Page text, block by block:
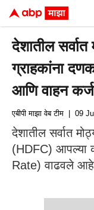
देशातील
ग्राहकांना
आणि वाहन
एबीपी माझा वेब टीम | 09
देशातील सर्वात
(HDFC) आपल्या
Rate) वाढवले